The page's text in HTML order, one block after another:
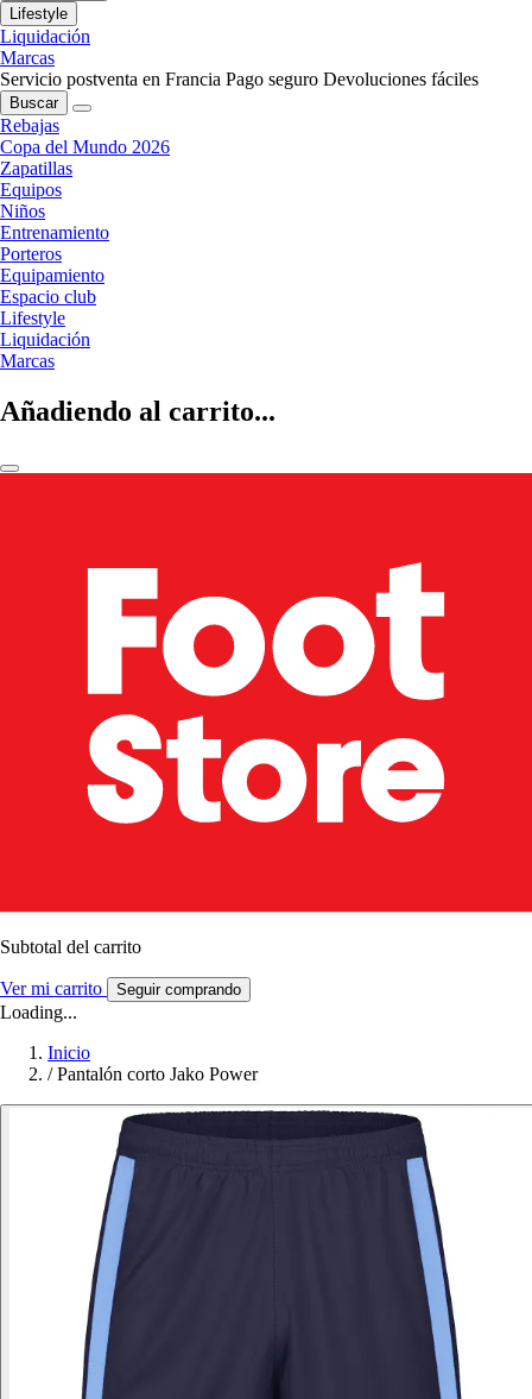
Lifestyle
Liquidación
Marcas
Servicio postventa en Francia Pago seguro Devoluciones fáciles
Buscar
Rebajas
Copa del Mundo 2026
Zapatillas
Equipos
Niños
Entrenamiento
Porteros
Equipamiento
Espacio club
Lifestyle
Liquidación
Marcas
Añadiendo al carrito...
Subtotal del carrito
Ver mi carrito Seguir comprando
Loading...
Inicio
/ Pantalón corto Jako Power